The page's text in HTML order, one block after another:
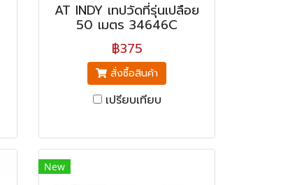
AT INDY เทปวัดที่รุ่นเปลือย
50 เมตร 34646C
฿375
สั่งซื้อสินค้า
เปรียบเทียบ
New